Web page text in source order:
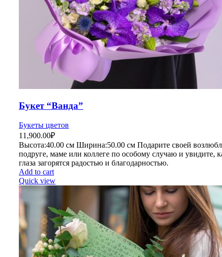
Букет “Ванда”
Букеты цветов
11,900.00₽
Высота:40.00 см Ширина:50.00 см Подарите своей
подруге, маме или коллеге по особому случаю и увидите,
глаза загорятся радостью и благодарностью.
Add to cart
Quick view